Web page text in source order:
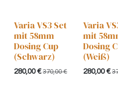
Varia VS3 Set
mit 58mm
Dosing Cup
(Schwarz)
280,00€ 370,00€
Varia
mit
Dosing
(Weiß)
280,00€